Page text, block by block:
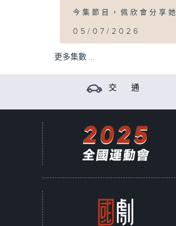
今集節目，佩欣會分享
05/07/2026
更多集數 ...
交 通